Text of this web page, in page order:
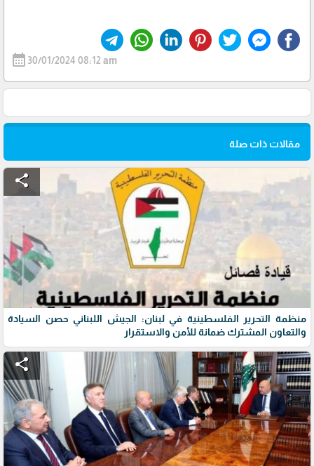
calendar_month 30/01/2024 08:12 am
مقالات ذات صلة
share
منظمة التحرير الفلسطينية في لبنان: الجيش اللبناني حصن السيادة
والتعاون المشترك ضمانة للأمن والاستقرار
share